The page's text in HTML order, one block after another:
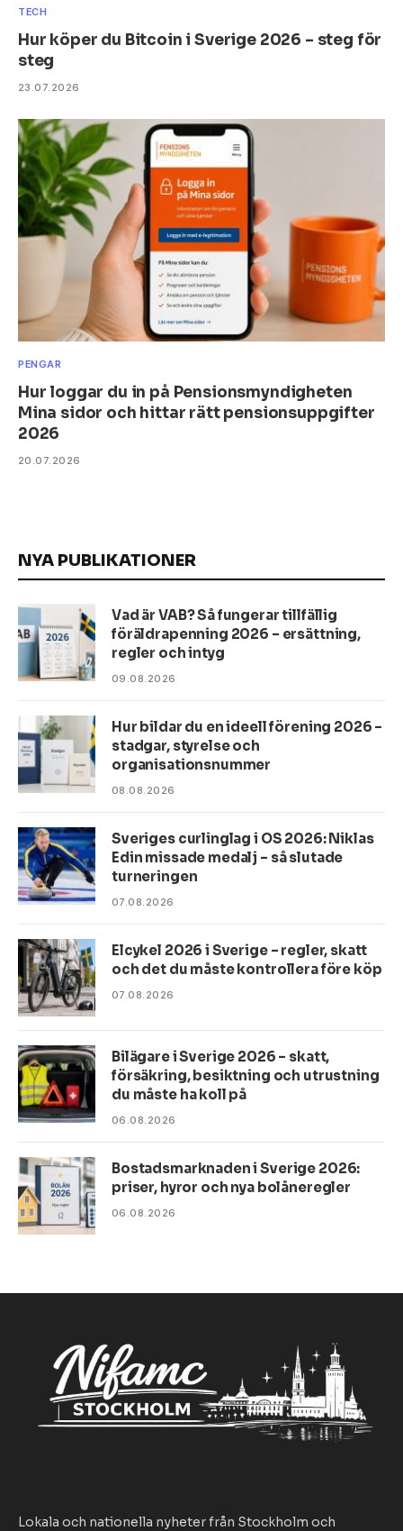
TECH
Hur köper du Bitcoin i Sverige 2026 – steg för
steg
23.07.2026
PENGAR
Hur loggar du in på Pensionsmyndigheten
Mina sidor och hittar rätt pensionsuppgifter
2026
20.07.2026
NYA PUBLIKATIONER
Vad är VAB? Så fungerar tillfällig
föräldrapenning 2026 – ersättning,
regler och intyg
09.08.2026
Hur bildar du en ideell förening 2026 –
stadgar, styrelse och
organisationsnummer
08.08.2026
Sveriges curlinglag i OS 2026: Niklas
Edin missade medalj – så slutade
turneringen
07.08.2026
Elcykel 2026 i Sverige – regler, skatt
och det du måste kontrollera före köp
07.08.2026
Bilägare i Sverige 2026 – skatt,
försäkring, besiktning och utrustning
du måste ha koll på
06.08.2026
Bostadsmarknaden i Sverige 2026:
priser, hyror och nya bolåneregler
06.08.2026
Lokala och nationella nyheter från Stockholm och